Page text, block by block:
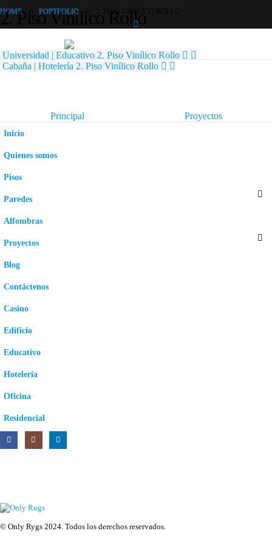
HOME PORTFOLIO
2. Piso Vinílico Rollo
Universidad | Educativo 2. Piso Vinílico Rollo
Cabaña | Hotelería 2. Piso Vinílico Rollo
© Only Rygs 2024. Todos los derechos reservados.
Principal Proyectos
Inicio
Quienes somos
Pisos
Paredes
Alfombras
Proyectos
Blog
Contáctenos
Casino
Edificio
Educativo
Hotelería
Oficina
Residencial